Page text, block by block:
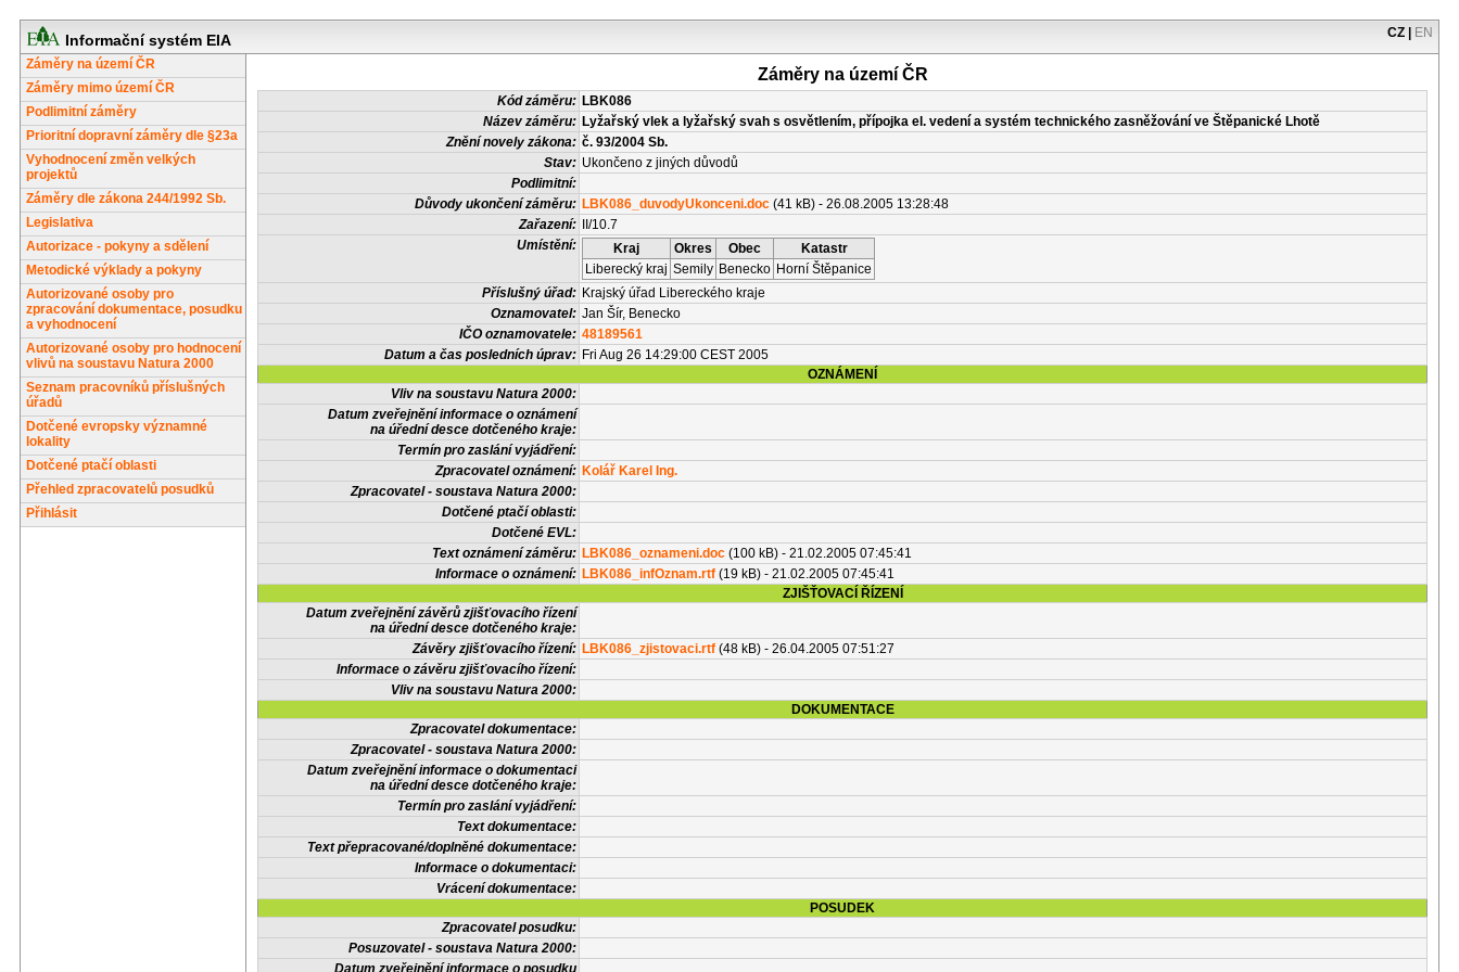
Informační systém EIA CZ EN
Záměry na území ČR
Záměry mimo území ČR
Podlimitní záměry
Prioritní dopravní záměry dle §23a
Vyhodnocení změn velkých
projektů
Záměry dle zákona 244/1992 Sb.
Legislativa
Autorizace - pokyny a sdělení
Metodické výklady a pokyny
Autorizované osoby pro
zpracování dokumentace, posudku
a vyhodnocení
Autorizované osoby pro hodnocení
vlivů na soustavu Natura 2000
Seznam pracovníků příslušných
úřadů
Dotčené evropsky významné
lokality
Dotčené ptačí oblasti
Přehled zpracovatelů posudků
Přihlásit
Záměry na území ČR
Kód záměru: LBK086
Název záměru: Lyžařský vlek a lyžařský svah s osvětlením, přípojka el. vedení a systém technického zasněžování ve Štěpanické Lhotě
Znění novely zákona: č. 93/2004 Sb.
Stav: Ukončeno z jiných důvodů
Podlimitní:
Důvody ukončení záměru: LBK086_duvodyUkonceni.doc (41 kB) - 26.08.2005 13:28:48
Zařazení:
II/10.7
Umístění:
Kraj Okres Obec
Katastr
Liberecký kraj Semily Benecko Horní Štěpanice
Příslušný úřad: Krajský úřad Libereckého kraje
Oznamovatel: Jan Šír, Benecko
IČO oznamovatele: 48189561
Datum a čas posledních úprav: Fri Aug 26 14:29:00 CEST 2005
OZNÁMENÍ
Vliv na soustavu Natura 2000:
Datum zveřejnění informace o oznámení
na úřední desce dotčeného kraje:
Termín pro zaslání vyjádření:
Zpracovatel oznámení: Kolář Karel Ing.
Zpracovatel - soustava Natura 2000:
Dotčené ptačí oblasti:
Dotčené EVL:
Text oznámení záměru: LBK086_oznameni.doc (100 kB) - 21.02.2005 07:45:41
Informace o oznámení: LBK086_infOznam.rtf (19 kB) - 21.02.2005 07:45:41
ZJIŠŤOVACÍ ŘÍZENÍ
Datum zveřejnění závěrů zjišťovacího řízení
na úřední desce dotčeného kraje:
Závěry zjišťovacího řízení: LBK086_zjistovaci.rtf (48 kB) - 26.04.2005 07:51:27
Informace o závěru zjišťovacího řízení:
Vliv na soustavu Natura 2000:
DOKUMENTACE
Zpracovatel dokumentace:
Zpracovatel - soustava Natura 2000:
Datum zveřejnění informace o dokumentaci
na úřední desce dotčeného kraje:
Termín pro zaslání vyjádření:
Text dokumentace:
Text přepracované/doplněné dokumentace:
Informace o dokumentaci:
Vrácení dokumentace:
POSUDEK
Zpracovatel posudku:
Posuzovatel - soustava Natura 2000:
Datum zveřejnění informace o posudku